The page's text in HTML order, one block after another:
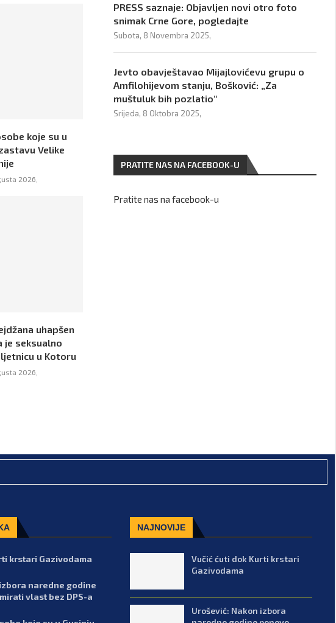
koje su u
Velike
2026,
uhapšen
je seksualno
u Kotoru
2026,
PRESS saznaje: Objavljen novi otro foto
snimak Crne Gore, pogledajte
Subota, 8 Novembra 2025,
Jevto obavještavao Mijajlovićevu grupu o
Amfilohijevom stanju, Bošković: „Za
muštuluk bih pozlatio“
Srijeda, 8 Oktobra 2025,
PRATITE NAS NA FACEBOOK-U
Pratite nas na facebook-u
krstari Gazivodama
naredne godine
vlast bez DPS-a
NAJNOVIJE
Vučić ćuti dok Kurti krstari
Gazivodama
Urošević: Nakon izbora